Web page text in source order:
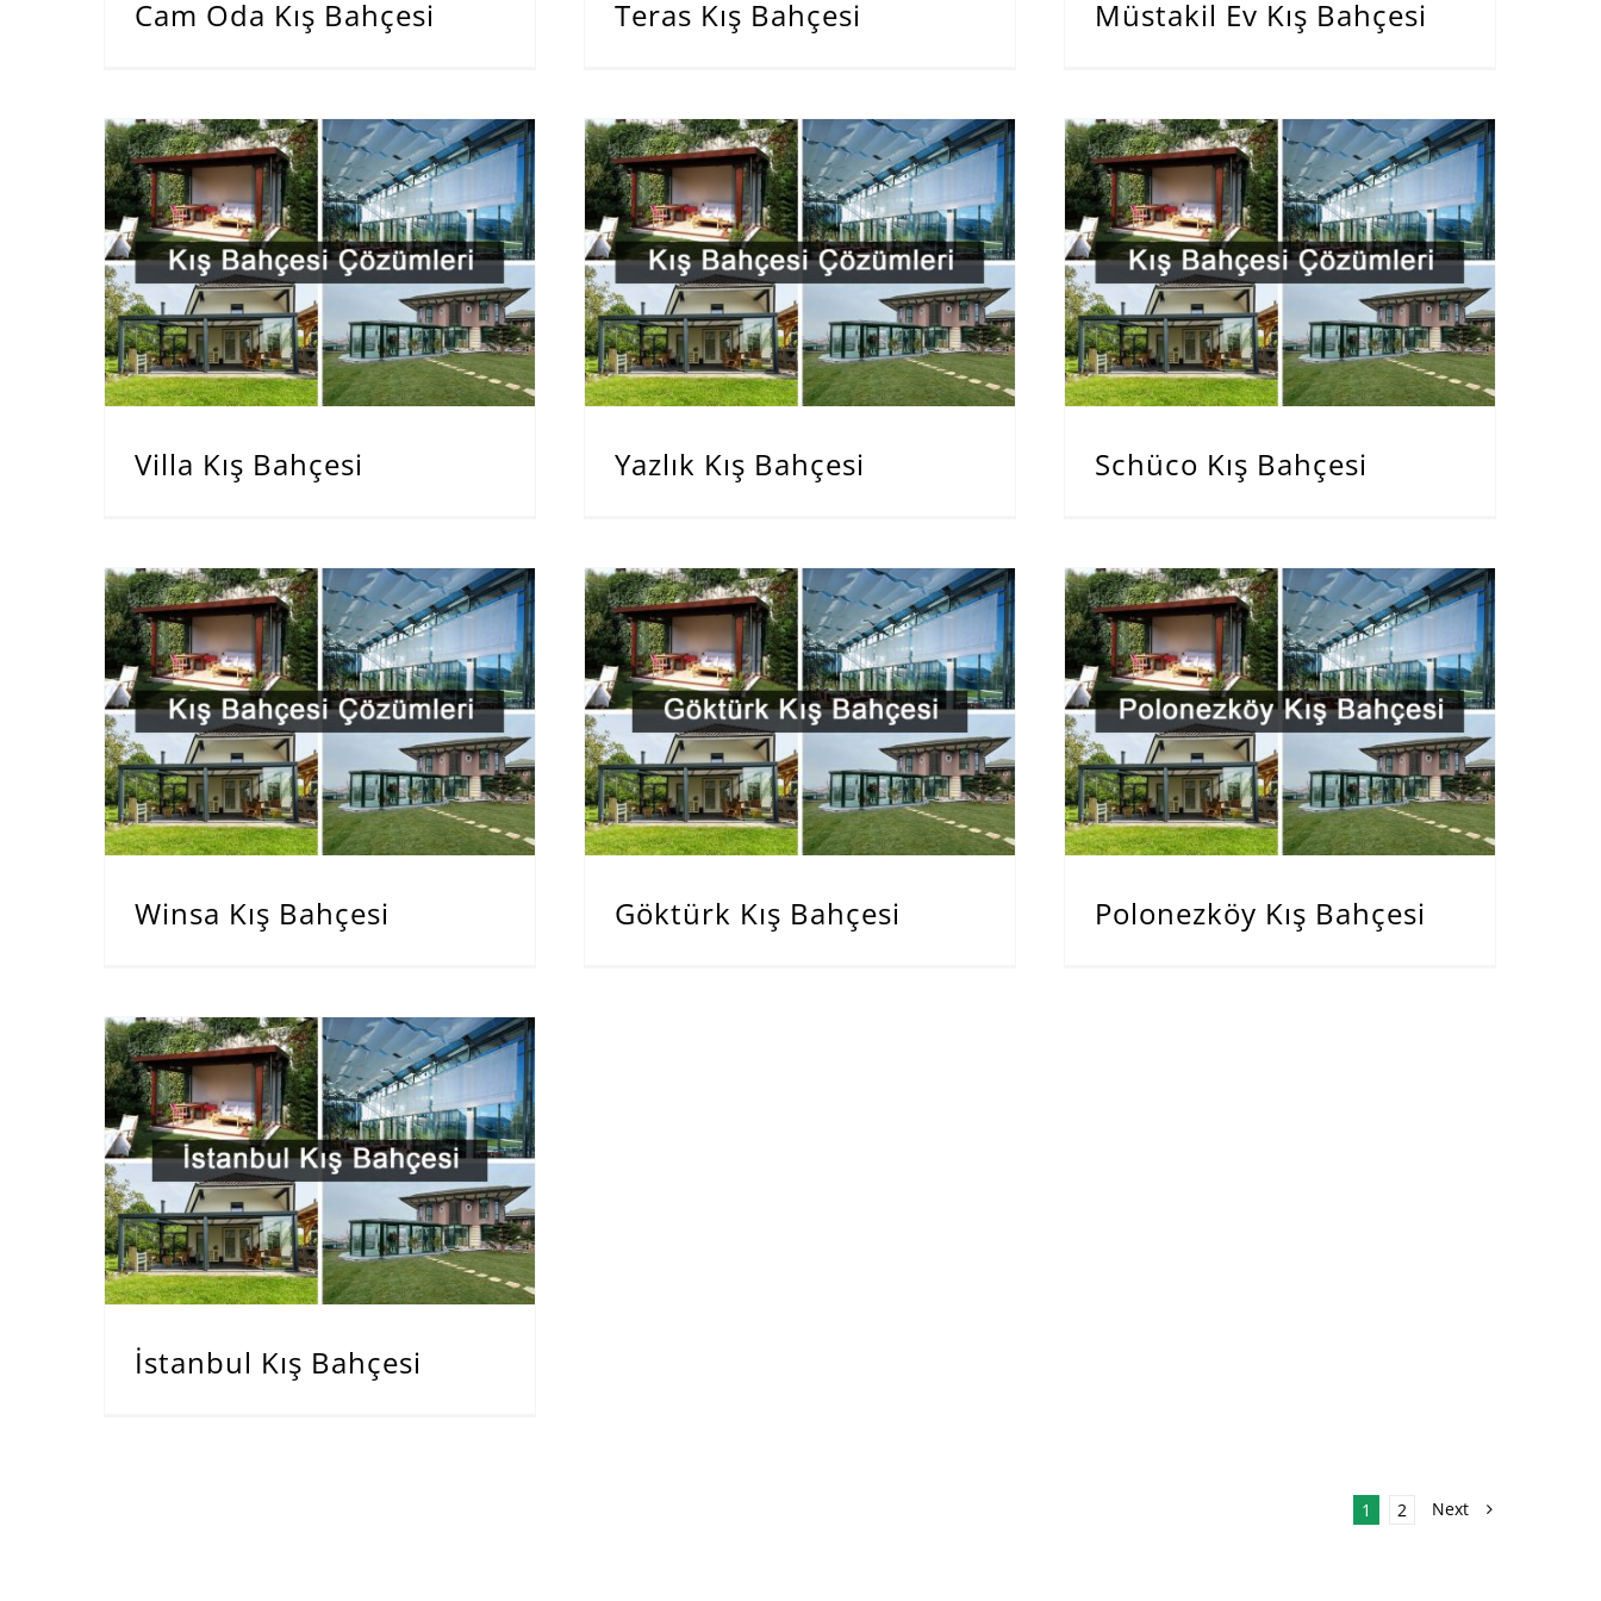
Cam Oda Kış Bahçesi Teras Kış Bahçesi Müstakil Ev Kış Bahçesi
Villa Kış Bahçesi Yazlık Kış Bahçesi Schüco Kış Bahçesi
Winsa Kış Bahçesi Göktürk Kış Bahçesi Polonezköy Kış Bahçesi
İstanbul Kış Bahçesi
1 2 Next